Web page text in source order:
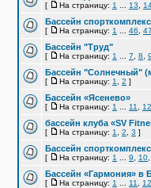
[ На страницу: 1 13
Бассейн
[ На страницу: 1 46 47
Бассейн "Труд"
[ На страницу: 1 7 8 9
Бассейн "Солнечный"
[ На страницу: 1 2 ]
Бассейн «Ясенево»
[ На страницу: 1 11 12
бассейн клуба «SV
[ На страницу: 1 2 3 ]
Бассейн
[ На страницу: 1 9 10
Бассейн «Гармония» в
[ На страницу: 1 11 12